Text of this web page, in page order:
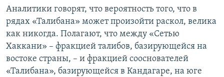
Аналитики говорят, что вероятность того, что в
рядах «Талибана» может произойти раскол, велика
как никогда. Полагают, что между «Сетью
Хаккани» – фракцией талибов, базирующейся на
востоке страны, – и фракцией сооснователей
«Талибана», базирующейся в Кандагаре, на юге